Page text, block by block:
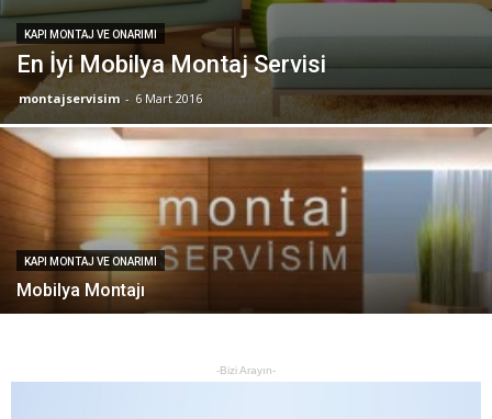
KAPI MONTAJ VE ONARIMI
En İyi Mobilya Montaj Servisi
montajservisim - 6 Mart 2016
KAPI MONTAJ VE ONARIMI
Mobilya Montajı
-Bizi Arayın-